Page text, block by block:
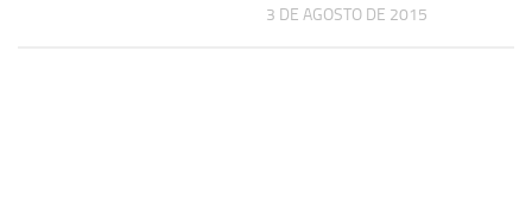
3 DE AGOSTO DE 2015